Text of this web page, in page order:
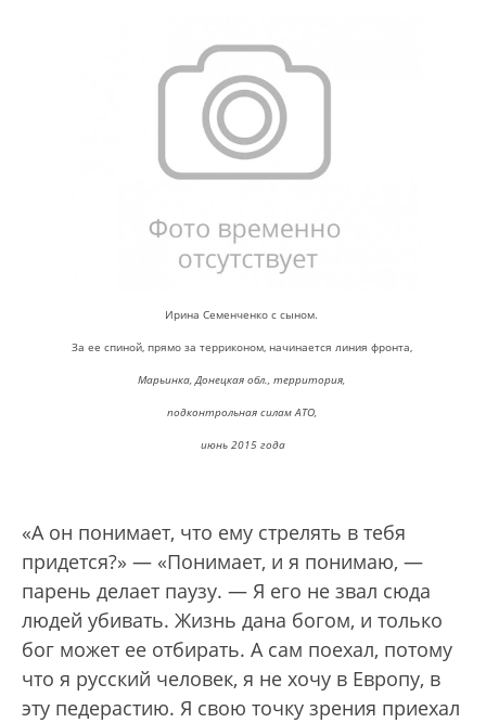
Ирина Семенченко с сыном.
За ее спиной, прямо за терриконом, начинается линия фронта,
Марьинка, Донецкая обл., территория,
подконтрольная силам АТО,
июнь 2015 года
«А он понимает, что ему стрелять в тебя
придется?» — «Понимает, и я понимаю, —
парень делает паузу. — Я его не звал сюда
людей убивать. Жизнь дана богом, и только
бог может ее отбирать. А сам поехал, потому
что я русский человек, я не хочу в Европу, в
эту педерастию. Я свою точку зрения приехал